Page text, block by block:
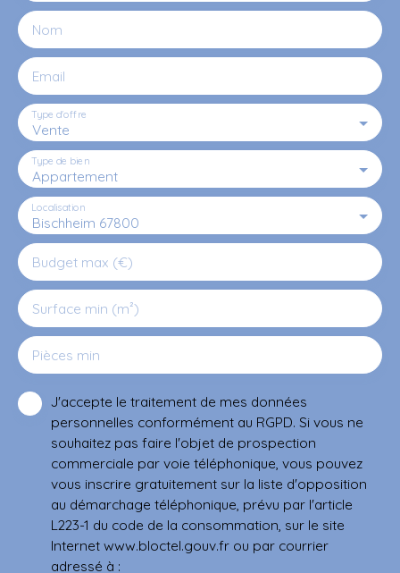
Nom
Email
Vente
Type d'offre
Appartement
Type de bien
Bischheim 67800
Localisation
Budget max (€)
Surface min (m²)
Pièces min
J'accepte le traitement de mes données
personnelles conformément au RGPD. Si vous ne
souhaitez pas faire l'objet de prospection
commerciale par voie téléphonique, vous pouvez
vous inscrire gratuitement sur la liste d'opposition
au démarchage téléphonique, prévu par l'article
L223-1 du code de la consommation, sur le site
Internet www.bloctel.gouv.fr ou par courrier
adressé à :